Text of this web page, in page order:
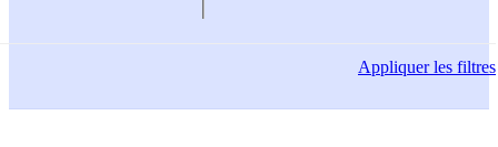
Appliquerles filtres